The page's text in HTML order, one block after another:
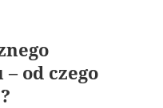
od czego